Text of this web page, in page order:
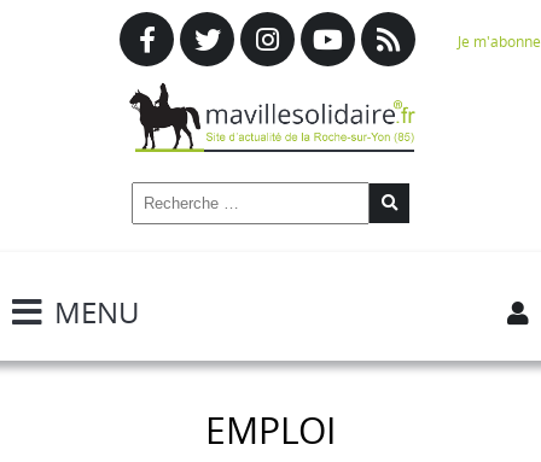
Je m'abonne
MENU
EMPLOI